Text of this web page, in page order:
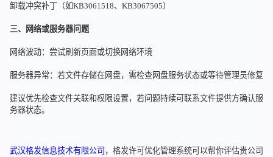
卸载冲突补丁（如KB3061518、KB3067505）
三、网络或服务器问题
网络波动：尝试刷新页面或切换网络环境
服务器异常：若文件存储在网盘，需检查网盘服务状态或等待管理员修复
建议优先检查文件关联和权限设置，若问题持续可联系文件提供方确认服
务器状态。
武汉格发信息技术有限公司 ，格发许可优化管理系统可以帮你评估贵公司